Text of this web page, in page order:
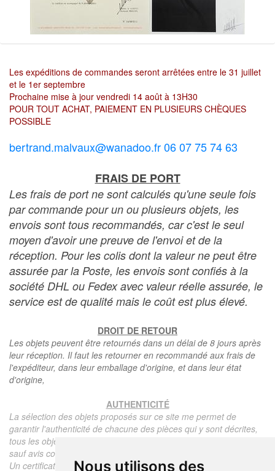
Nous utilisons des
Les expéditions de commandes seront arrêtées entre le 31 juillet
et le 1er septembre
Prochaine mise à jour vendredi 14 août à 13H30
POUR TOUT ACHAT, PAIEMENT EN PLUSIEURS CHÈQUES
POSSIBLE
bertrand.malvaux@wanadoo.fr 06 07 75 74 63
FRAIS DE PORT
Les frais de port ne sont calculés qu'une seule fois
par commande pour un ou plusieurs objets, les
envois sont tous recommandés, car c'est le seul
moyen d'avoir une preuve de l'envoi et de la
réception. Pour les colis dont la valeur ne peut être
assurée par la Poste, les envois sont confiés à la
société DHL ou Fedex avec valeur réelle assurée, le
service est de qualité mais le coût est plus élevé.
DROIT DE RETOUR
Les objets peuvent être retournés dans un délai de 8 jours après
leur réception. Il faut les retourner en recommandé aux frais de
l'expéditeur, dans leur emballage d'origine, et dans leur état
d'origine,
AUTHENTICITÉ
La sélection des objets proposés sur ce site me permet de
garantir l'authenticité de chacune des pièces qui y sont décrites,
tous les objets proposés sont garantis d'époque et authentiques,
sauf avis contraire ou restriction dans la description.
Un certificat d'authenticité de l'objet reprenant la description